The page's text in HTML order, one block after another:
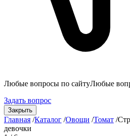
Любые вопросы по сайтуЛюбые
Задать вопрос
Закрыть
Главная /Каталог /Овощи /Томат /
девочки